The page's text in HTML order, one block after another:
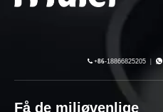
 +86-18866825205 
Få de miljøvenlige